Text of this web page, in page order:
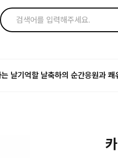
날기억할 날축하의 순간응원과 쾌